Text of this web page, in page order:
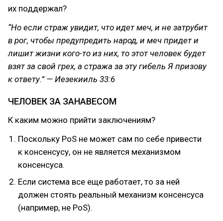
их поддержал?
“Но если страж увидит, что идет меч, и не затрубит
в рог, чтобы предупредить народ, и меч придет и
лишит жизни кого-то из них, то этот человек будет
взят за свой грех, а стража за эту гибель Я призову
к ответу.” — Иезекииль 33:6
ЧЕЛОВЕК ЗА ЗАНАВЕСОМ
К каким можно прийти заключениям?
Поскольку PoS не может сам по себе привести
к консенсусу, он не является механизмом
консенсуса.
Если система все еще работает, то за ней
должен стоять реальный механизм консенсуса
(например, не PoS).